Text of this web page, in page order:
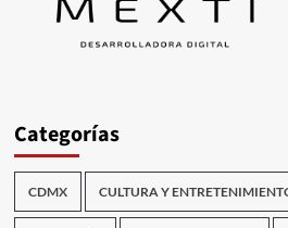
Categorías
CDMX CULTURA Y